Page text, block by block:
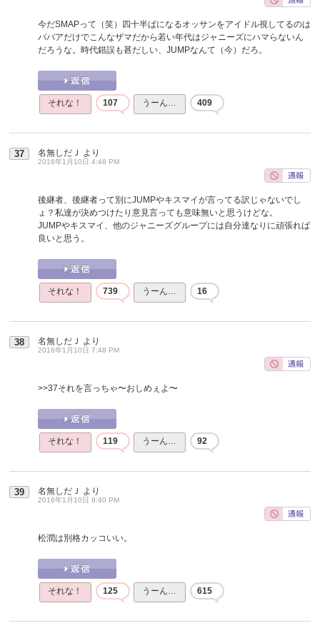
今だSMAPって（笑）四十半ばになるオッサンをアイドル視してるのは
ババアだけでこんなザマだから若い年代はジャニーズにハマらないん
だろうな。時代錯誤も甚だしい、JUMPなんて（今）だろ。
それな！ 107 うーん… 409
37 名無しだＪ より
2016年1月10日 4:48 PM
後継者、後継者って別にJUMPやキスマイが言ってる訳じゃないでし
ょ？私達が決めつけたり意見言っても意味無いと思うけどな。
JUMPやキスマイ、他のジャニーズグループには自分達なりに頑張れば
良いと思う。
それな！ 739 うーん… 16
38 名無しだＪ より
2016年1月10日 7:48 PM
>>37それを言っちゃ〜おしめぇよ〜
それな！ 119 うーん… 92
39 名無しだＪ より
2016年1月10日 9:40 PM
松潤は別格カッコいい。
それな！ 125 うーん… 615